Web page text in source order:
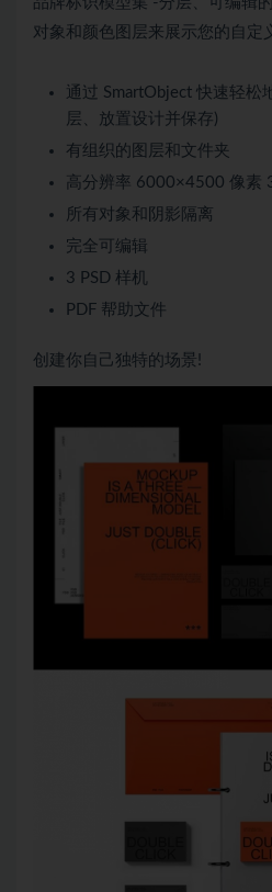
对象和颜色图层来展示您的自定
通过 SmartObject 快速轻松
层、放置设计并保存)
有组织的图层和文件夹
高分辨率 6000×4500 像素
所有对象和阴影隔离
完全可编辑
3 PSD 样机
PDF 帮助文件
创建你自己独特的场景!